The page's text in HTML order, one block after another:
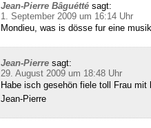
Jean-Pierre Bâguétté sagt:
1. September 2009 um 16:14 Uhr
Mondieu, was is dösse fur eine
Jean-Pierre sagt:
29. August 2009 um 18:48 Uhr
Habe isch gesehön fiele toll Frau
Jean-Pierre